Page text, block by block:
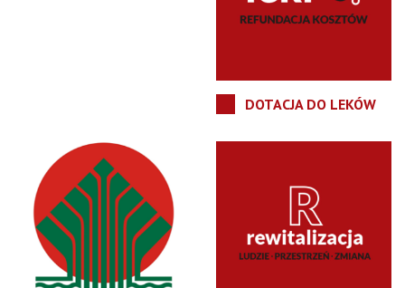
DOTACJA DO LEKÓW